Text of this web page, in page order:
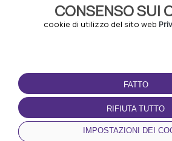
CONSENSO SUI
cookie di utilizzo del sito web
FATTO
RIFIUTA TUTTO
IMPOSTAZIONI DEI
CONDIZIONI D'USO
Termini e Condizioni
Politica sulla riservatezza
Gestione dei Cookie